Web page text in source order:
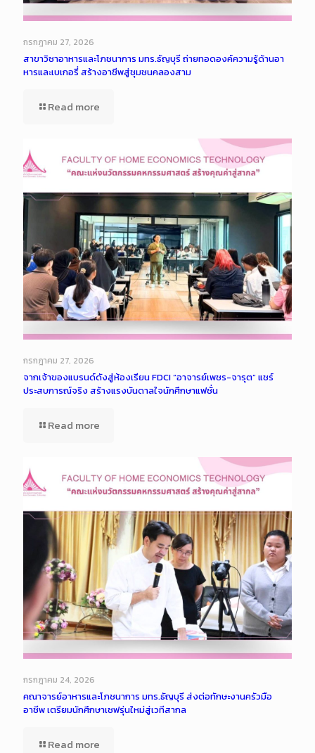
กรกฎาคม 27, 2026
สาขาวิชาอาหารและโภชนาการ มทร.ธัญบุรี ถ่ายทอดองค์ความรู้ด้านอา
หารและเบเกอรี่ สร้างอาชีพสู่ชุมชนคลองสาม
Read more
กรกฎาคม 27, 2026
จากเจ้าของแบรนด์ดังสู่ห้องเรียน FDCI “อาจารย์เพชร-จารุต” แชร์
ประสบการณ์จริง สร้างแรงบันดาลใจนักศึกษาแฟชั่น
Read more
กรกฎาคม 24, 2026
คณาจารย์อาหารและโภชนาการ มทร.ธัญบุรี ส่งต่อทักษะงานครัวมือ
อาชีพ เตรียมนักศึกษาเชฟรุ่นใหม่สู่เวทีสากล
Read more